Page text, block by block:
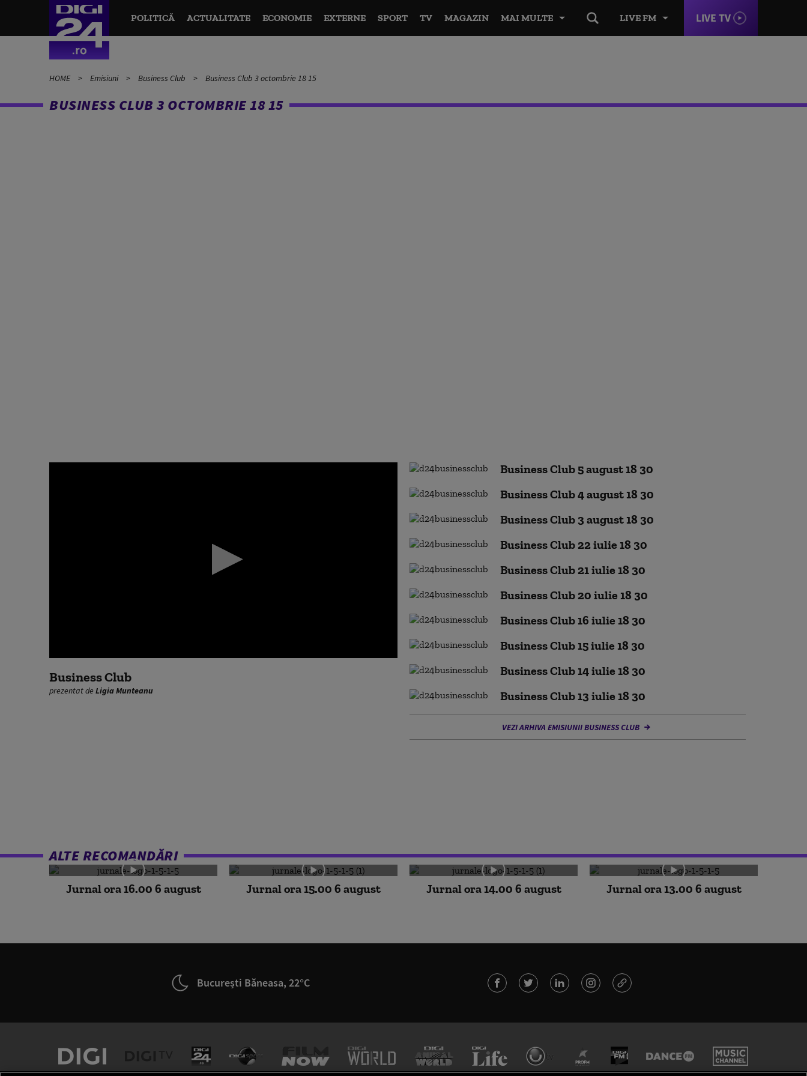
LIVE FM LIVE TV
POLITICĂ ACTUALITATE ECONOMIE EXTERNE SPORT TV MAGAZIN MAI MULTE
HOME Emisiuni Business Club Business Club 3 octombrie 18 15
BUSINESS CLUB 3 OCTOMBRIE 18 15
seconds
of
0
Business Club
prezentat deLigia Munteanu
Business Club 5 august 18 30
Business Club 4 august 18 30
Business Club 3 august 18 30
Business Club 22 iulie 18 30
Business Club 21 iulie 18 30
Business Club 20 iulie 18 30
Business Club 16 iulie 18 30
Business Club 15 iulie 18 30
Business Club 14 iulie 18 30
Business Club 13 iulie 18 30
VEZI ARHIVA EMISIUNII BUSINESS CLUB
ALTE RECOMANDĂRI
Jurnal ora 16.00 6 august Jurnal ora 15.00 6 august Jurnal ora 14.00 6 august Jurnal ora 13.00 6 august
București Băneasa, 22°C